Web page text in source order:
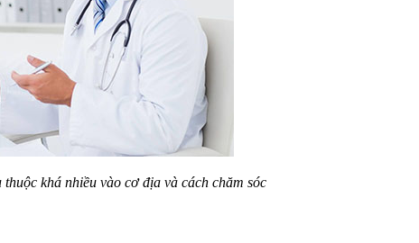
khá nhiều vào cơ địa và cách chăm sóc